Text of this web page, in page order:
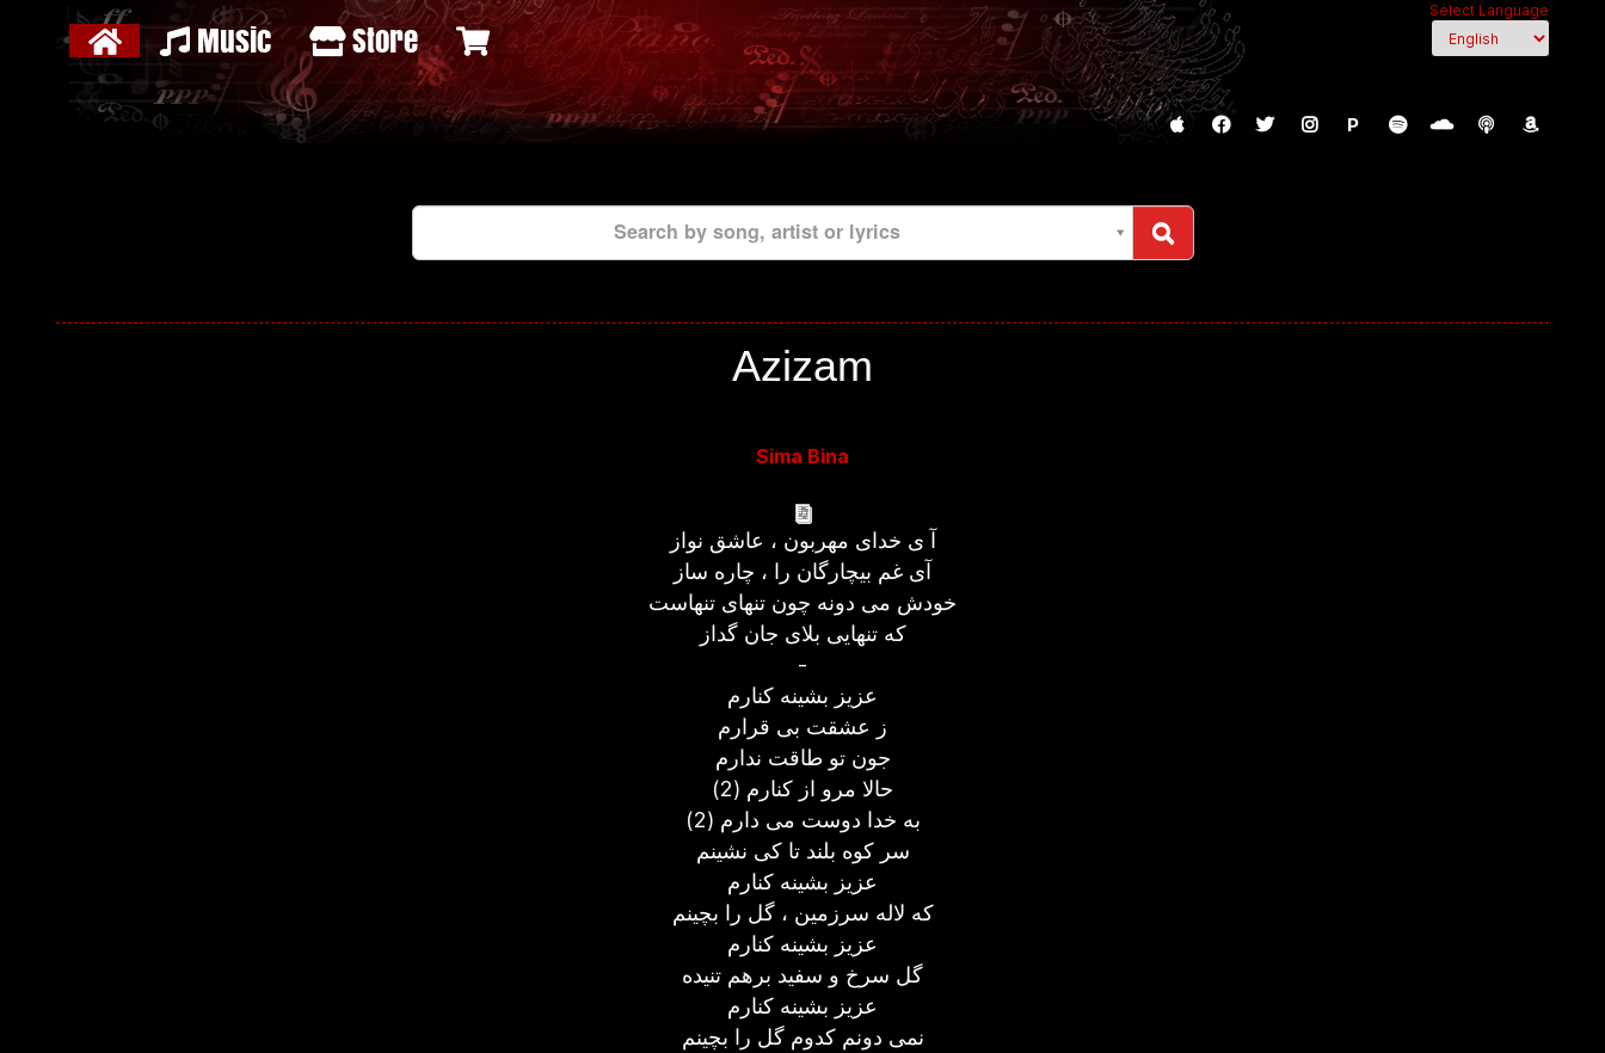
Select Language
Music Store
P
Search by song, artist or lyrics
Azizam
Sima Bina
آ ی خدای مهربون ، عاشق نواز
آی غم بیچارگان را ، چاره ساز
خودش می دونه چون تنهای تنهاست
که تنهایی بلای جان گداز
-
عزیز بشینه کنارم
ز عشقت بی قرارم
جون تو طاقت ندارم
حالا مرو از کنارم (2)
به خدا دوست می دارم (2)
سر کوه بلند تا کی نشینم
عزیز بشینه کنارم
که لاله سرزمین ، گل را بچینم
عزیز بشینه کنارم
گل سرخ و سفید برهم تنیده
عزیز بشینه کنارم
نمی دونم کدوم گل را بچینم